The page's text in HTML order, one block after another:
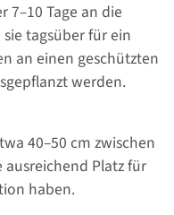
7–10 Tage an die
tagsüber für ein
an einen geschützten
werden.
40–50 cm zwischen
Platz für
haben.